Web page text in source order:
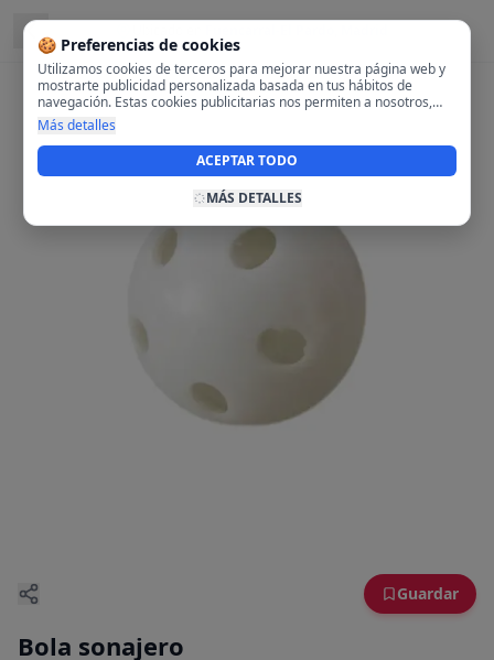
🍪 Preferencias de cookies
Utilizamos cookies de terceros para mejorar nuestra página web y
mostrarte publicidad personalizada basada en tus hábitos de
navegación. Estas cookies publicitarias nos permiten a nosotros,
analizar tu navegación en nuestra página y en internet para
mostrarte anuncios relevantes para ti. Al activarlas, aceptas el uso
de cookies para fines publicitarios y la recopilación y tratamiento de
tus datos de navegación, incluyendo la posible compartición de
Más detalles
ACEPTAR TODO
MÁS DETALLES
Guardar
Bola sonajero